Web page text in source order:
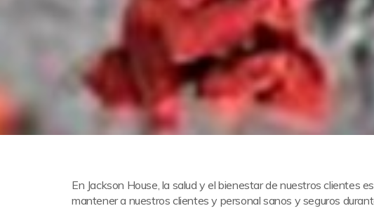
En Jackson House, la salud y el bienestar de nuestros clientes
mantener a nuestros clientes y personal sanos y seguros